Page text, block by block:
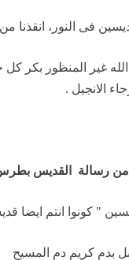
فى النور، انقذنا
غير المنظور بكر كل
الانجيل .
من رسالة القديس بطرس
" كونوا انتم ايضا
بل بدم كريم دم المسيح